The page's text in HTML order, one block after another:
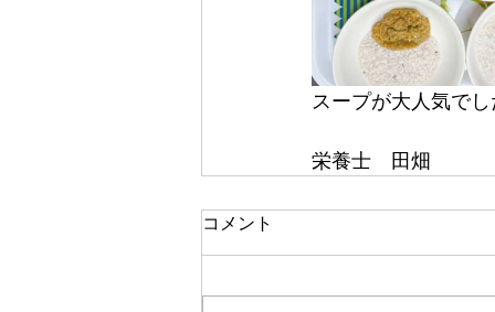
スープが大人気で
栄養士　田畑
コメント